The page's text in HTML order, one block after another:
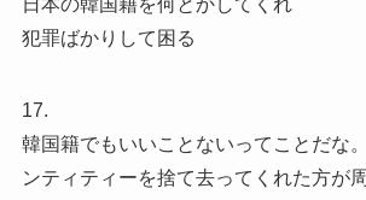
日本の韓国籍を何とかしてくれ
犯罪ばかりして困る
17.
韓国籍でもいいことないってことだな
ンティティーを捨て去ってくれた方が